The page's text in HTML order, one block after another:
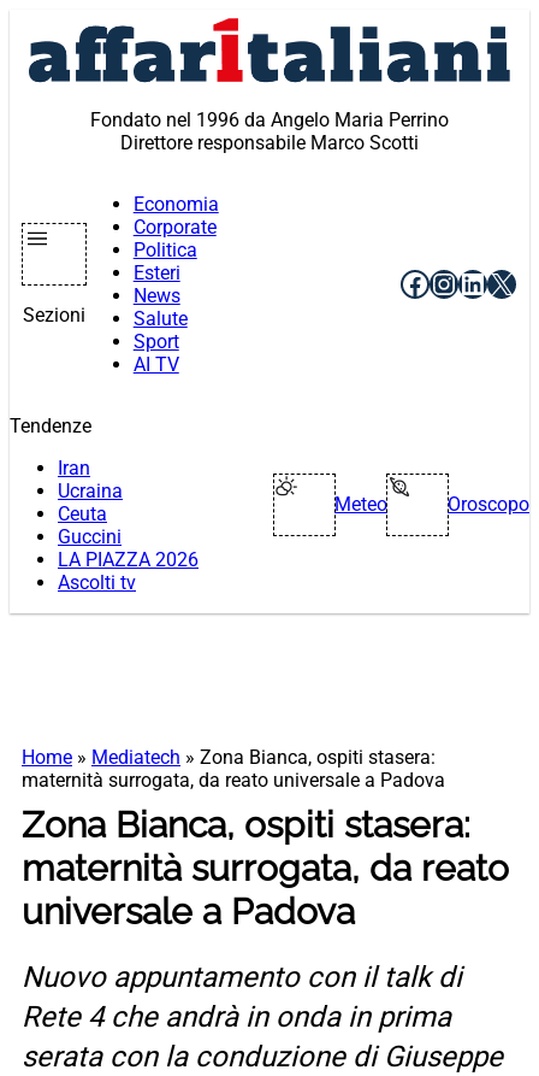
contenuto
Fondato nel 1996 da Angelo Maria Perrino
Direttore responsabile Marco Scotti
Sezioni
Economia
Corporate
Politica
Esteri
News
Salute
Sport
AI TV
Facebook
X
Tendenze
Iran
Ucraina
Ceuta
Guccini
LA PIAZZA 2026
Ascolti tv
Meteo Oroscopo
Home » Mediatech » Zona Bianca, ospiti stasera:
maternità surrogata, da reato universale a Padova
Zona Bianca, ospiti stasera:
maternità surrogata, da reato
universale a Padova
Nuovo appuntamento con il talk di
Rete 4 che andrà in onda in prima
serata con la conduzione di Giuseppe